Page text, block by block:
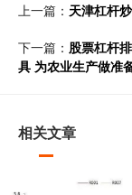
上一篇： 天津杠杆
下一篇： 股票杠杆
具 为农业生产做准
相关文章